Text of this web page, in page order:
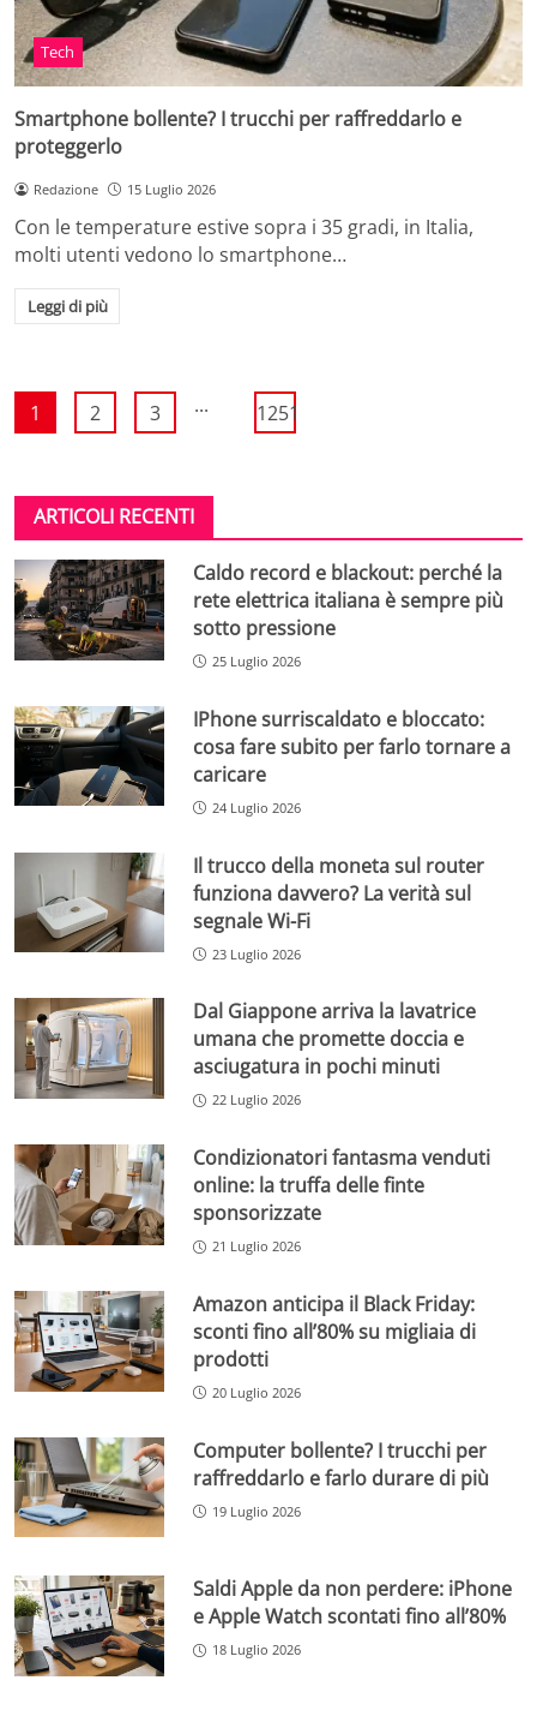
Tech
Smartphone bollente? I trucchi per raffreddarlo e
proteggerlo
Redazione 15 Luglio 2026
Con le temperature estive sopra i 35 gradi, in Italia,
molti utenti vedono lo smartphone…
Leggi di più
1 2 3 ... 1251
ARTICOLI RECENTI
Caldo record e blackout: perché la
rete elettrica italiana è sempre più
sotto pressione
25 Luglio 2026
IPhone surriscaldato e bloccato:
cosa fare subito per farlo tornare a
caricare
24 Luglio 2026
Il trucco della moneta sul router
funziona davvero? La verità sul
segnale Wi-Fi
23 Luglio 2026
Dal Giappone arriva la lavatrice
umana che promette doccia e
asciugatura in pochi minuti
22 Luglio 2026
Condizionatori fantasma venduti
online: la truffa delle finte
sponsorizzate
21 Luglio 2026
Amazon anticipa il Black Friday:
sconti fino all’80% su migliaia di
prodotti
20 Luglio 2026
Computer bollente? I trucchi per
raffreddarlo e farlo durare di più
19 Luglio 2026
Saldi Apple da non perdere: iPhone
e Apple Watch scontati fino all’80%
18 Luglio 2026